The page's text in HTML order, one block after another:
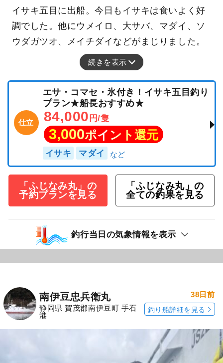
イサキ五目に出船。今日もイサキは食いよく好
調でした。他にウメイロ、大サバ、マダイ、ソ
ウダガツオ、メイチダイなどがまじりました。
続きを表示
仕立
エサ・コマセ・氷付き！イサキ五目釣り
プラン★船長おすすめ★
84,000 円/隻
3,000ポイント還元
イサキ マダイ
「ふじなみ丸」の
予約プランを見る
「ふじなみ丸」の
全ての釣果を見る
釣行当日の気象情報を表示
南伊豆忠兵衛丸
静岡県 賀茂郡南伊豆町 手石
港
38日前
釣り船詳細を見る